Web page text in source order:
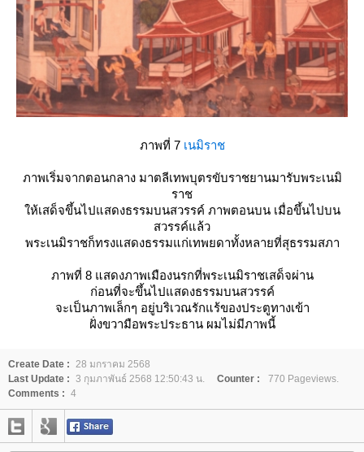
ภาพที่ 7 เนมิราช
ภาพเริ่มจากตอนกลาง มาตลีเทพบุตรขับราชยานมารับพระเนมิ
ราช
ห้เสด็จขึ้นไปแสดงธรรมบนสวรรค์ ภาพตอนบน เมื่อขึ้นไปบน
สวรรค์แล้ว
พระเนมิราชก็ทรงแสดงธรรมแก่เทพยดาทั้งหลายที่สุธรรมสภา
ภาพที่ 8 แสดงภาพเมืองนรกที่พระเนมิราชเสด็จผ่าน
ก่อนที่จะขึ้นไปแสดงธรรมบนสวรรค์
จะเป็นภาพเล็กๆ อยู่บริเวณรักแร้ของประตูทางเข้า
ฝั่งขวามือพระประธาน ผมไม่มีภาพนี้
Create Date :
28 มกราคม 2568
Last Update : 3 กุมภาพันธ์ 2568 12:50:43 น. Counter :
770 Pageviews.
Comments : 4